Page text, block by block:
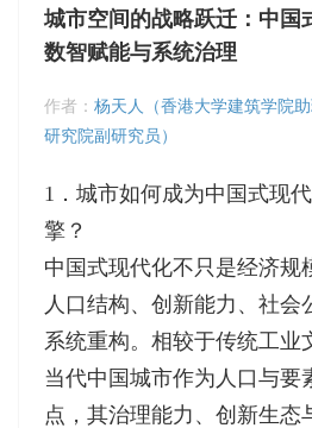
城市空间的战略跃迁：中国
数智赋能与系统治理
作者： 杨天人（香港大学建筑学院
研究院副研究员）
1．城市如何成为中国式现
擎？
中国式现代化不只是经济规
人口结构、创新能力、社会
系统重构。相较于传统工业
当代中国城市作为人口与要
点，其治理能力、创新生态